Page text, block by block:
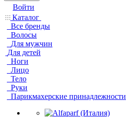
Войти
Каталог
Все бренды
Волосы
Для мужчин
Для детей
Ноги
Лицо
Тело
Руки
Парикмахерские принадлежности